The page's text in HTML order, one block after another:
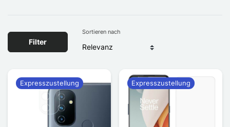
Filter
Sortieren nach
Expresszustellung Expresszustellung